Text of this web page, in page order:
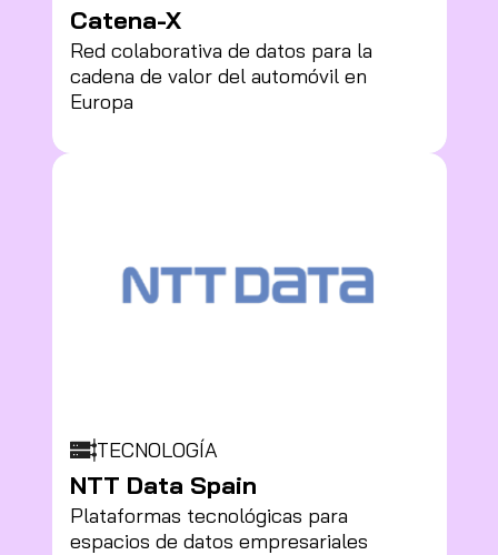
Catena-X
Red colaborativa de datos para la
cadena de valor del automóvil en
Europa
TECNOLOGÍA
NTT Data Spain
Plataformas tecnológicas para
espacios de datos empresariales